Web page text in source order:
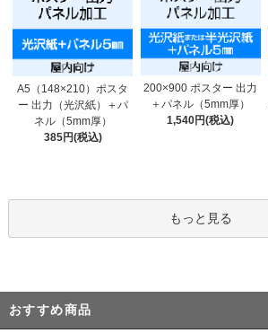
A5（148×210）ポスタ
ー 出力（光沢紙）＋パ
ネル（5mm厚）
385円(税込)
200×900 ポスター 出力
＋パネル（5mm厚）
1,540円(税込)
もっと見る
おすすめ商品